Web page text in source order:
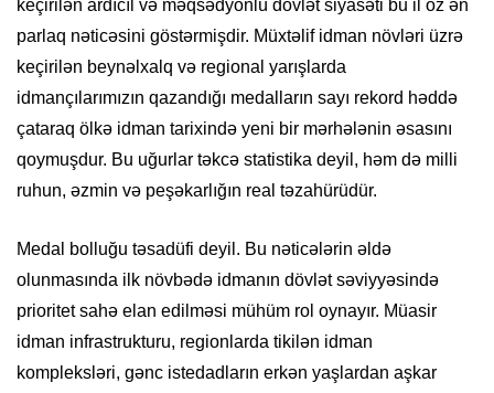
keçirilən ardıcıl və məqsədyönlü dövlət siyasəti bu il öz ən
parlaq nəticəsini göstərmişdir. Müxtəlif idman növləri üzrə
keçirilən beynəlxalq və regional yarışlarda
idmançılarımızın qazandığı medalların sayı rekord həddə
çataraq ölkə idman tarixində yeni bir mərhələnin əsasını
qoymuşdur. Bu uğurlar təkcə statistika deyil, həm də milli
ruhun, əzmin və peşəkarlığın real təzahürüdür.
Medal bolluğu təsadüfi deyil. Bu nəticələrin əldə
olunmasında ilk növbədə idmanın dövlət səviyyəsində
prioritet sahə elan edilməsi mühüm rol oynayır. Müasir
idman infrastrukturu, regionlarda tikilən idman
kompleksləri, gənc istedadların erkən yaşlardan aşkar